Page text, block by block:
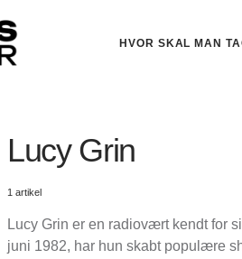
HVOR SKAL MAN
Lucy Grin
1 artikel
Lucy Grin er en radiovært kendt for
juni 1982, har hun skabt populære